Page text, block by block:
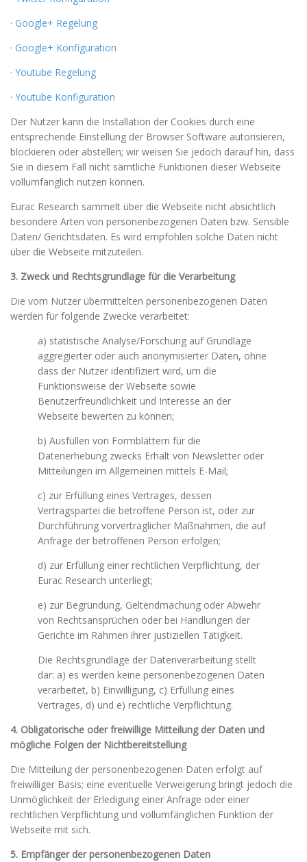
· Google+ Regelung
· Google+ Konfiguration
· Youtube Regelung
· Youtube Konfiguration
Der Nutzer kann die Installation der Cookies durch eine
entsprechende Einstellung der Browser Software autorisieren,
blockieren oder abstellen; wir weisen Sie jedoch darauf hin, dass
Sie in diesem Fall nicht sämtliche Funktionen dieser Webseite
vollumfänglich nutzen können.
Eurac Research sammelt über die Webseite nicht absichtlich
besondere Arten von personenbezogenen Daten bzw. Sensible
Daten/ Gerichtsdaten. Es wird empfohlen solche Daten nicht
über die Webseite mitzuteilen.
3. Zweck und Rechtsgrundlage für die Verarbeitung
Die vom Nutzer übermittelten personenbezogenen Daten
werden für folgende Zwecke verarbeitet:
a) statistische Analyse/Forschung auf Grundlage
aggregierter oder auch anonymisierter Daten, ohne
dass der Nutzer identifiziert wird, um die
Funktionsweise der Webseite sowie
Benutzerfreundlichkeit und Interesse an der
Webseite bewerten zu können;
b) Ausfüllen von Formblättern für die
Datenerhebung zwecks Erhalt von Newsletter oder
Mitteilungen im Allgemeinen mittels E-Mail;
c) zur Erfüllung eines Vertrages, dessen
Vertragspartei die betroffene Person ist, oder zur
Durchführung vorvertraglicher Maßnahmen, die auf
Anfrage der betroffenen Person erfolgen;
d) zur Erfüllung einer rechtlichen Verpflichtung, der
Eurac Research unterliegt;
e) zur Begründung, Geltendmachung oder Abwehr
von Rechtsansprüchen oder bei Handlungen der
Gerichte im Rahmen ihrer justiziellen Tätigkeit.
Die Rechtsgrundlage der Datenverarbeitung stellt
dar: a) es werden keine personenbezogenen Daten
verarbeitet, b) Einwilligung, c) Erfüllung eines
Vertrages, d) und e) rechtliche Verpflichtung.
4. Obligatorische oder freiwillige Mitteilung der Daten und
mögliche Folgen der Nichtbereitstellung
Die Mitteilung der personenbezogenen Daten erfolgt auf
freiwilliger Basis; eine eventuelle Verweigerung bringt jedoch die
Unmöglichkeit der Erledigung einer Anfrage oder einer
rechtlichen Verpflichtung und vollumfänglichen Funktion der
Webseite mit sich.
5. Empfänger der personenbezogenen Daten